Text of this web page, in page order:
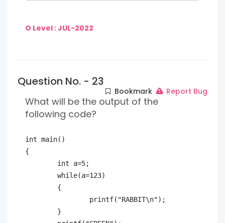
O Level : JUL-2022
Question No. - 23
Bookmark Report Bug
What will be the output of the
following code?